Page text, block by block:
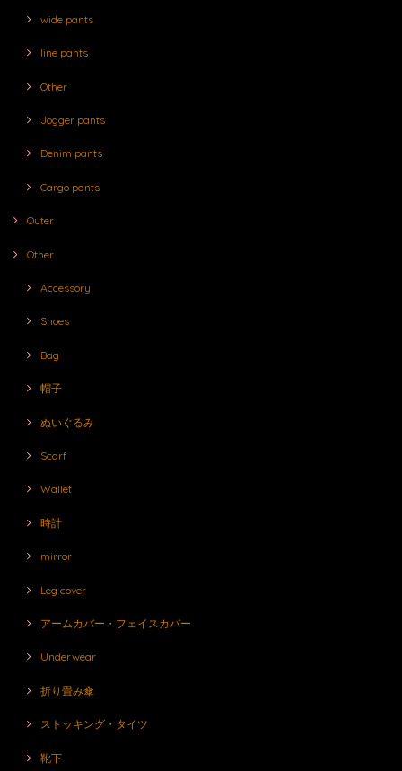
wide pants
line pants
Other
Jogger pants
Denim pants
Cargo pants
Outer
Other
Accessory
Shoes
Bag
帽子
ぬいぐるみ
Scarf
Wallet
時計
mirror
Leg cover
アームカバー・フェイスカバー
Underwear
折り畳み傘
ストッキング・タイツ
靴下